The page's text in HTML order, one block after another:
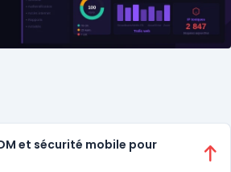
et sécurité mobile pour